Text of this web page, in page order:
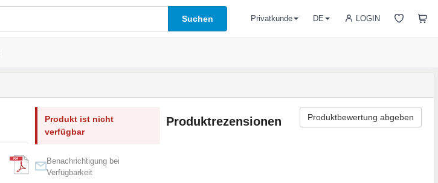
Suchen LOGIN
Privatkunde DE
Produkt ist nicht
verfügbar
Benachrichtigung bei
Verfügbarkeit
Produktrezensionen Produktbewertung abgeben